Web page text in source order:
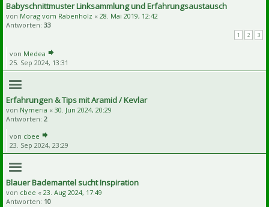
Babyschnittmuster Linksammlung und Erfahrungsaustausch
von Morag vom Rabenholz « 28. Mai 2019, 12:42
Antworten: 33
1 2 3
von Medea
25. Sep 2024, 13:31
Erfahrungen & Tips mit Aramid / Kevlar
von Nymeria « 30. Jun 2024, 20:29
Antworten: 2
von cbee
23. Sep 2024, 23:29
Blauer Bademantel sucht Inspiration
von cbee « 23. Aug 2024, 17:49
Antworten: 10